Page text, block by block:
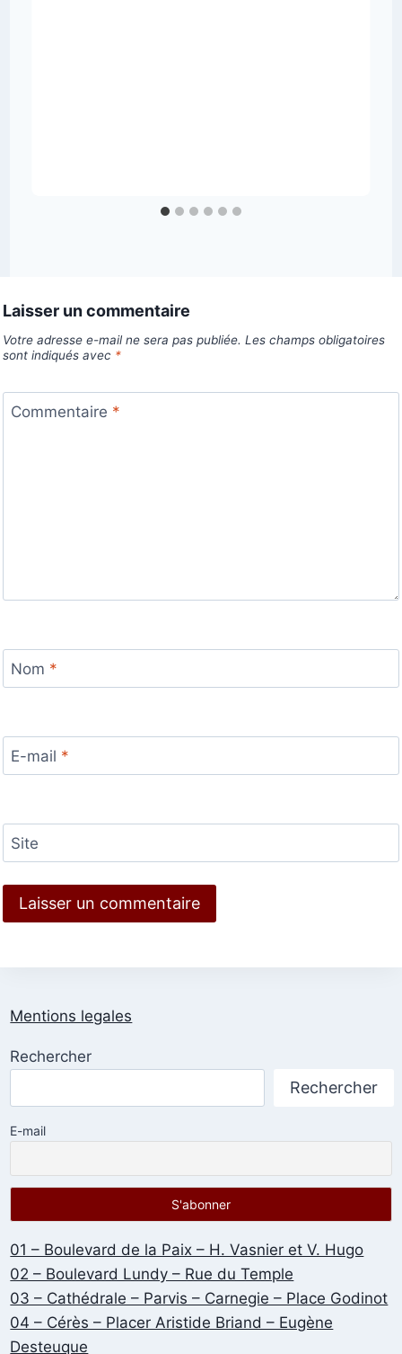
Laisser un commentaire
Votre adresse e-mail ne sera pas publiée. Les champs obligatoires
sont indiqués avec *
Commentaire *
Nom *
E-mail *
Site
Mentions legales
Rechercher
Rechercher
E-mail
01 – Boulevard de la Paix – H. Vasnier et V. Hugo
02 – Boulevard Lundy – Rue du Temple
03 – Cathédrale – Parvis – Carnegie – Place Godinot
04 – Cérès – Placer Aristide Briand – Eugène
Desteuque